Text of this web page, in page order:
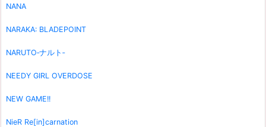
NANA
NARAKA: BLADEPOINT
NARUTO‐ナルト‐
NEEDY GIRL OVERDOSE
NEW GAME!!
NieR Re[in]carnation